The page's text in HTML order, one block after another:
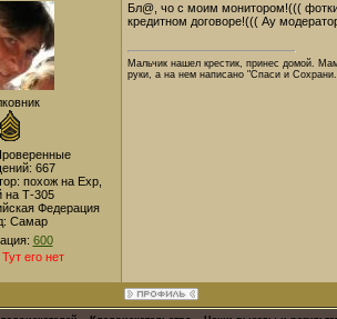
667
похож на Exp,
на Т-305
Федерация
Самар
600
Тут его нет
Бл@, чо с моим монитором!(((
кредитном договоре!((( Ау
Мальчик нашел крестик, принес домой.
руки, а на нем написано "Спаси и